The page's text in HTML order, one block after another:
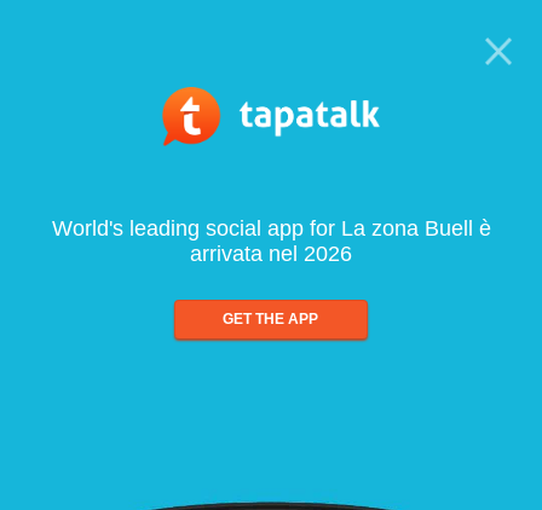
World's leading social app for La zona Buell è
arrivata nel 2026
GET THE APP